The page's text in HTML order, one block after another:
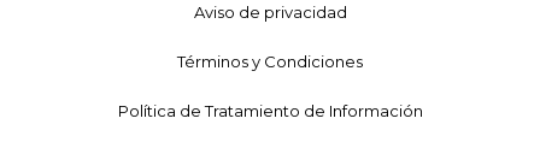
Aviso de privacidad
Términos y Condiciones
Política de Tratamiento de Información